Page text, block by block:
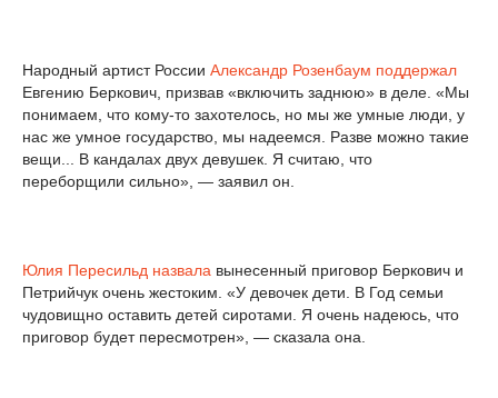
Народный артист России Александр Розенбаум поддержал
Евгению Беркович, призвав «включить заднюю» в деле. «Мы
понимаем, что кому-то захотелось, но мы же умные люди, у
нас же умное государство, мы надеемся. Разве можно такие
вещи... В кандалах двух девушек. Я считаю, что
переборщили сильно», — заявил он.
Юлия Пересильд назвала вынесенный приговор Беркович и
Петрийчук очень жестоким. «У девочек дети. В Год семьи
чудовищно оставить детей сиротами. Я очень надеюсь, что
приговор будет пересмотрен», — сказала она.